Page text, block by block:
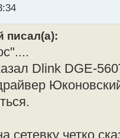
писал(а):
Dlink DGE-